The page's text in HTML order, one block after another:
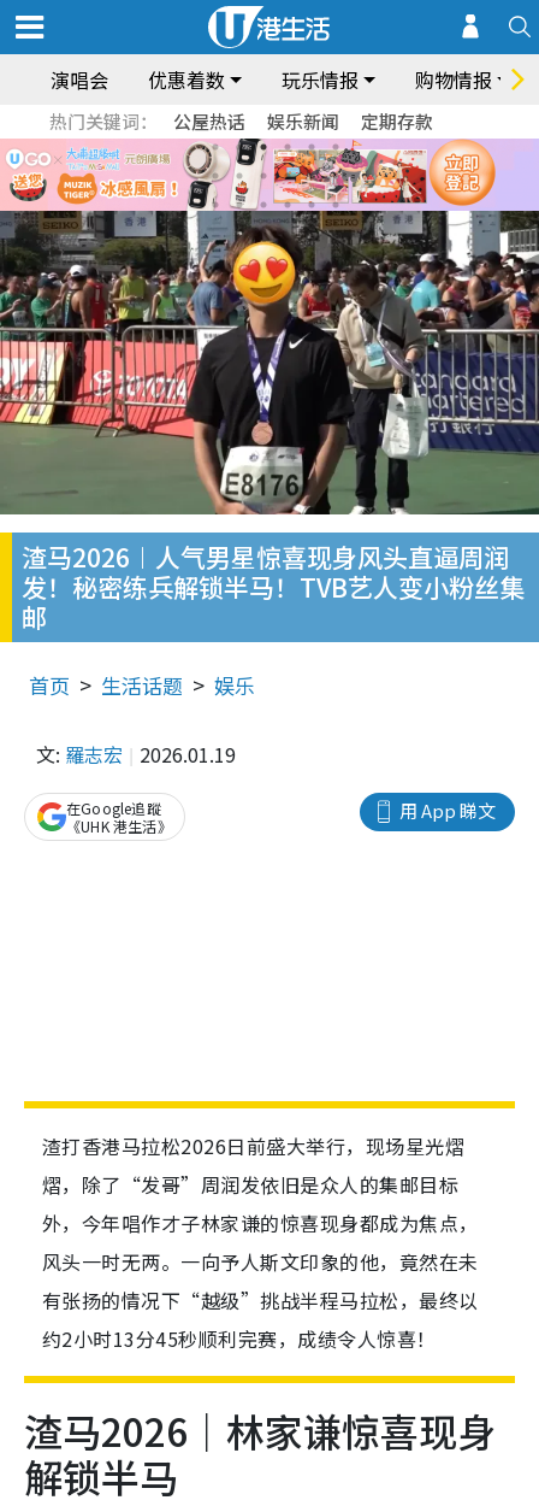
演唱会 优惠着数 玩乐情报 购物情报
热门关键词： 公屋热话 娱乐新闻 定期存款
渣马2026︱人气男星惊喜现身风头直逼周润
发！秘密练兵解锁半马！TVB艺人变小粉丝集
邮
首页 生活话题 娱乐
文: 羅志宏 2026.01.19
用 App 睇文
在Google追蹤
《UHK 港生活》
渣打香港马拉松2026日前盛大举行，现场星光熠
熠，除了“发哥”周润发依旧是众人的集邮目标
外，今年唱作才子林家谦的惊喜现身都成为焦点，
风头一时无两。一向予人斯文印象的他，竟然在未
有张扬的情况下“越级”挑战半程马拉松，最终以
约2小时13分45秒顺利完赛，成绩令人惊喜！
渣马2026｜林家谦惊喜现身
解锁半马